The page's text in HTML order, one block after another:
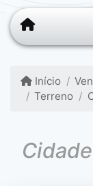
Início
Terreno